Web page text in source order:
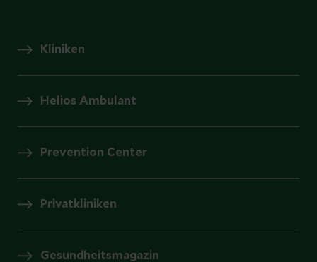
Kliniken
Helios Ambulant
Prevention Center
Privatkliniken
Gesundheitsmagazin